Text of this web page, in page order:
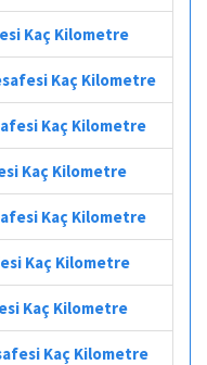
Kaç Kilometre
Kaç Kilometre
Kaç Kilometre
Kaç Kilometre
Kaç Kilometre
Kaç Kilometre
Kaç Kilometre
Kaç Kilometre